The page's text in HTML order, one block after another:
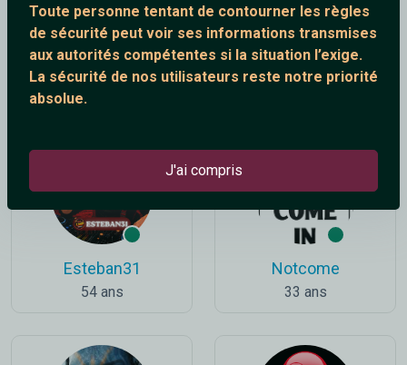
Toute personne tentant de contourner les règles
de sécurité peut voir ses informations transmises
aux autorités compétentes si la situation l’exige.
La sécurité de nos utilisateurs reste notre priorité
absolue.
J'ai compris
_JeSuisUnldiot Falcon
Esteban31
54 ans
Notcome
33 ans